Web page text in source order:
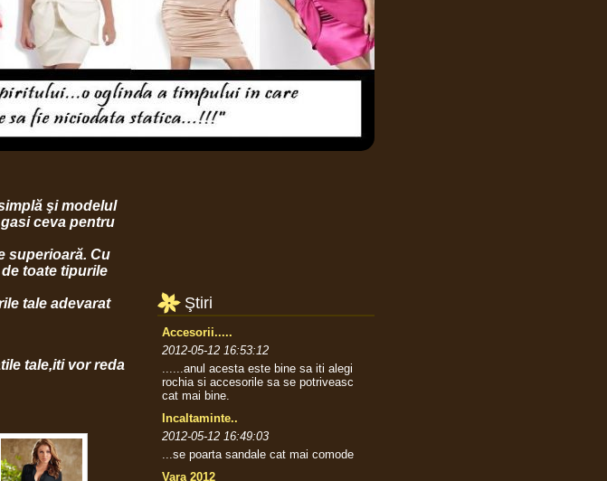
şi modelul
ceva pentru
superioară. Cu
toate tipurile
tale adevarat
tale,iti vor reda
Ştiri
Accesorii.....
2012-05-12 16:53:12
......anul acesta este bine sa iti alegi
rochia si accesorile sa se potriveasc
cat mai bine.
Incaltaminte..
2012-05-12 16:49:03
...se poarta sandale cat mai comode
Vara 2012